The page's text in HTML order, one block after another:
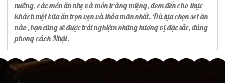
nướng, các món ăn nhẹ và món tráng miệng, đem đến cho thực
khách một bữa ăn trọn vẹn và thỏa mãn nhất. Dù lựa chọn set ăn
nào, bạn cũng sẽ được trải nghiệm những hương vị đặc sắc, đúng
phong cách Nhật.